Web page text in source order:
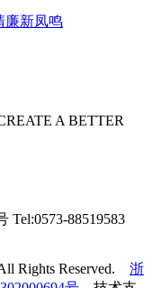
廉新凤鸣
A BETTER
Tel:0573-88519583
Rights Reserved. 浙